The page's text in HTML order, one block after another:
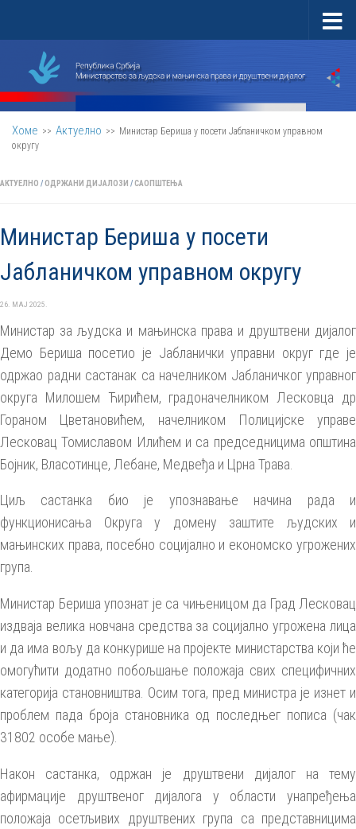
Хоме >> Актуелно >> Министар Бериша у посети Јабланичком управном
округу
АКТУЕЛНО /ОДРЖАНИ ДИЈАЛОЗИ /САОПШТЕЊА
Министар Бериша у посети
Јабланичком управном округу
26. МАЈ 2025.
Министар за људска и мањинска права и друштвени дијалог
Демо Бериша посетио је Јабланички управни округ где је
одржао радни састанак са начелником Јабланичког управног
округа Милошем Ћирићем, градоначелником Лесковца др
Гораном Цветановићем, начелником Полицијске управе
Лесковац Томиславом Илићем и са председницима општина
Бојник, Власотинце, Лебане, Медвеђа и Црна Трава.
Циљ састанка био је упознавање начина рада и
функционисања Округа у домену заштите људских и
мањинских права, посебно социјално и економско угрожених
група.
Министар Бериша упознат је са чињеницом да Град Лесковац
издваја велика новчана средства за социјално угрожена лица
и да има вољу да конкурише на пројекте министарства који ће
омогућити додатно побољшање положаја свих специфичних
категорија становништва. Осим тога, пред министра је изнет и
проблем пада броја становника од последњег пописа (чак
31802 особе мање).
Након састанка, одржан је друштвени дијалог на тему
афирмације друштвеног дијалога у области унапређења
положаја осетљивих друштвених група са представницима